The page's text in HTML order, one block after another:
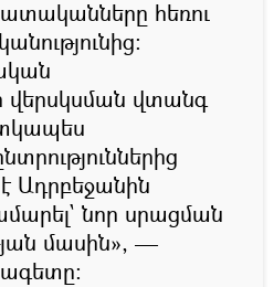
հեռու
վերսկսման վտանգ
Ադրբեջանին
նոր սրացման
մասին», —